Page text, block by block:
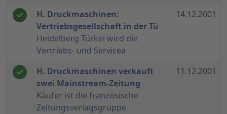
H. Druckmaschinen:
Vertriebsgesellschaft in der Tü -
Heidelberg Türkei wird die
Vertriebs- und Servicea
14.12.2001
H. Druckmaschinen verkauft
zwei Mainstream-Zeitung -
Käufer ist die französische
Zeitungsverlagsgruppe
11.12.2001